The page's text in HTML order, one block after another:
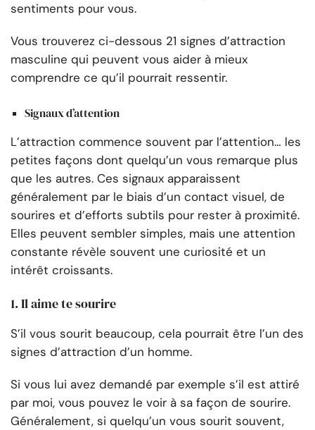
sentiments pour vous.
Vous trouverez ci-dessous 21 signes d’attraction
masculine qui peuvent vous aider à mieux
comprendre ce qu’il pourrait ressentir.
Signaux d’attention
L’attraction commence souvent par l’attention… les
petites façons dont quelqu’un vous remarque plus
que les autres. Ces signaux apparaissent
généralement par le biais d’un contact visuel, de
sourires et d’efforts subtils pour rester à proximité.
Elles peuvent sembler simples, mais une attention
constante révèle souvent une curiosité et un
intérêt croissants.
1. Il aime te sourire
S’il vous sourit beaucoup, cela pourrait être l’un des
signes d’attraction d’un homme.
Si vous lui avez demandé par exemple s’il est attiré
par moi, vous pouvez le voir à sa façon de sourire.
Généralement, si quelqu’un vous sourit souvent,